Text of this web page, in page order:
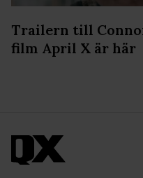
Trailern till
film April X är här